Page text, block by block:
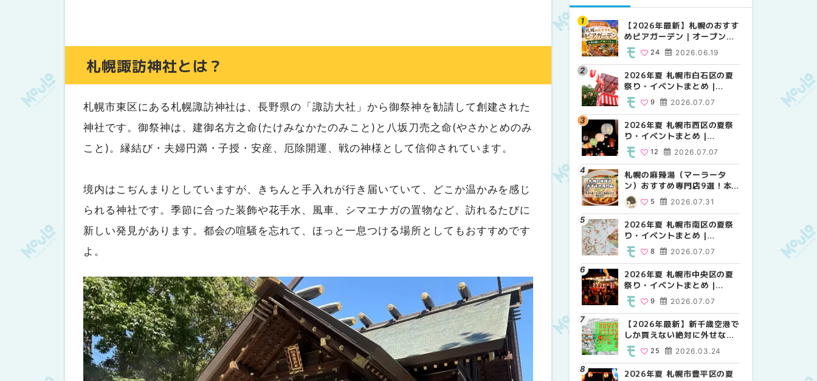
札幌諏訪神社とは？
札幌市東区にある札幌諏訪神社は、長野県の「諏訪大社」から御祭神を勧請して創建された
神社です。御祭神は、建御名方之命(たけみなかたのみこと)と八坂刀売之命(やさかとめのみ
こと)。縁結び・夫婦円満・子授・安産、厄除開運、戦の神様として信仰されています。
境内はこぢんまりとしていますが、きちんと手入れが行き届いていて、どこか温かみを感じ
られる神社です。季節に合った装飾や花手水、風車、シマエナガの置物など、訪れるたびに
新しい発見があります。都会の喧騒を忘れて、ほっと一息つける場所としてもおすすめです
よ。
【2026年最新】札幌のおすす
めビアガーデン｜オープン日
順に徹底紹介！大通公園から
穴場テラスまで | MouLa
HOKKAIDO
2026.06.19
24
2026年夏 札幌市白石区の夏
祭り・イベントまとめ |
MouLa HOKKAIDO
2026.07.07
9
2026年夏 札幌市西区の夏祭
り・イベントまとめ |
MouLa HOKKAIDO
2026.07.07
12
札幌の麻辣湯（マーラータ
ン）おすすめ専門店9選！本
場の量り売りから最新店まで
徹底比較 | MouLa
HOKKAIDO
2026.07.31
5
2026年夏 札幌市南区の夏祭
り・イベントまとめ |
MouLa HOKKAIDO
2026.07.07
8
2026年夏 札幌市中央区の夏
祭り・イベントまとめ |
MouLa HOKKAIDO
2026.07.07
9
【2026年最新】新千歳空港で
しか買えない絶対に外せない
限定スイーツ・焼き菓子18選
| MouLa HOKKAIDO
2026.03.24
25
2026年夏 札幌市豊平区の夏
【2026年最新】札幌のおすす
めビアガーデン｜オープン日
穴場テラスまで | MouLa
HOKKAIDO
24
2026年夏 札幌市西区の夏祭
り・イベントまとめ |
12
2026年夏 札幌市北区の夏祭
り・イベントまとめ |
9
2026年夏 札幌市手稲区の夏
祭り・イベントまとめ |
10
2026年夏 札幌市白石区の夏
祭り・イベントまとめ |
9
2026年夏 札幌市清田区の夏
祭り・イベントまとめ |
6
2026年夏 札幌市南区の夏祭
り・イベントまとめ |
8
2026年夏 札幌市豊平区の夏
【2026年最新】札幌のおすす
めビアガーデン｜オープン日
穴場テラスまで | MouLa
HOKKAIDO
24
2026年夏 札幌市北区の夏祭
り・イベントまとめ |
9
2026年夏 札幌市白石区の夏
祭り・イベントまとめ |
9
2026年夏 札幌市西区の夏祭
り・イベントまとめ |
12
2026年夏 札幌市手稲区の夏
祭り・イベントまとめ |
10
札幌の麻辣湯（マーラータ
ン）おすすめ専門店6選！本
徹底比較 | MouLa
HOKKAIDO
5
2026年夏 札幌市清田区の夏
祭り・イベントまとめ |
6
【2026年最新】新千歳空港で